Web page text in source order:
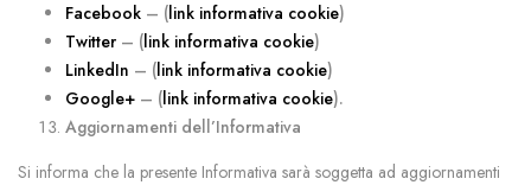
Facebook – (link informativa cookie)
Twitter – (link informativa cookie)
LinkedIn – (link informativa cookie)
Google+ – (link informativa cookie).
Aggiornamenti dell’Informativa
Si informa che la presente Informativa sarà soggetta ad aggiornamenti